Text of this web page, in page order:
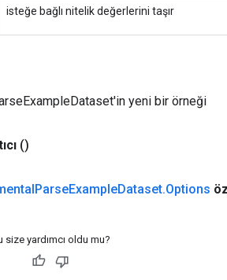
isteğe bağlı nitelik değerlerini taşır
yeni bir örneği
()
ParseExampleDataset.Options
size yardımcı oldu mu?